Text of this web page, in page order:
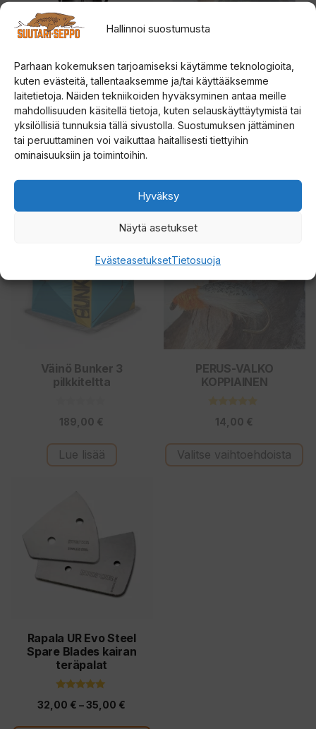
Hallinnoi suostumusta
Parhaan kokemuksen tarjoamiseksi käytämme teknologioita,
kuten evästeitä, tallentaaksemme ja/tai käyttääksemme
laitetietoja. Näiden tekniikoiden hyväksyminen antaa meille
mahdollisuuden käsitellä tietoja, kuten selauskäyttäytymistä tai
yksilöllisiä tunnuksia tällä sivustolla. Suostumuksen jättäminen
tai peruuttaminen voi vaikuttaa haitallisesti tiettyihin
ominaisuuksiin ja toimintoihin.
Hyväksy
Näytä asetukset
EvästeasetuksetTietosuoja
Strikemaster Power Drill
Bag moottorikairalaukku
0
5
t
99,00€
Lisää ostoskoriin
YÖN SUKELTAJA
KOPPIAINEN
4.67
Valitse vaihtoehdoista
useampi
muunnelma.
tehdä
valinnat
tuotteen
sivulla.
Väinö Bunker 3
pilkkiteltta
s
189,00 €
Lue lisää
PERUS-VALKO
KOPPIAINEN
5:stä
14,00 €
Valitse vaihtoehdoista
Tällä
tuotteella
on
muunnelma.
Voit
valinnat
tuotteen
Rapala UR Evo Steel
Spare Blades kairan
teräpalat
5:stä
32,00 € – 35,00 €
useampi
muunnelma.
tuotteen
sivulla.